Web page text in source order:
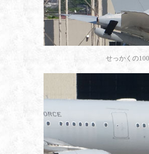
せっかくの